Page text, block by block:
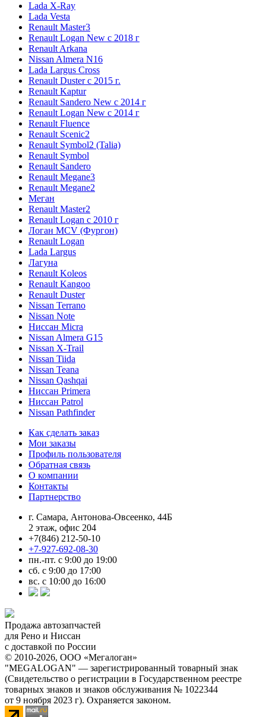
Lada X-Ray
Lada Vesta
Renault Master3
Renault Logan New с 2018 г
Renault Arkana
Nissan Almera N16
Lada Largus Cross
Renault Duster с 2015 г.
Renault Kaptur
Renault Sandero New с 2014 г
Renault Logan New с 2014 г
Renault Fluence
Renault Scenic2
Renault Symbol2 (Talia)
Renault Symbol
Renault Sandero
Renault Megane3
Renault Megane2
Меган
Renault Master2
Renault Logan c 2010 г
Логан МСV (Фургон)
Renault Logan
Lada Largus
Лагуна
Renault Koleos
Renault Kangoo
Renault Duster
Nissan Terrano
Nissan Note
Ниссан Micra
Nissan Almera G15
Nissan X-Trail
Nissan Tiida
Nissan Teana
Nissan Qashqai
Ниссан Primera
Ниссан Patrol
Nissan Pathfinder
Как сделать заказ
Мои заказы
Профиль пользователя
Обратная связь
О компании
Контакты
Партнерство
г. Самара, Антонова-Овсеенко, 44Б
2 этаж, офис 204
+7(846) 212-50-10
+7-927-692-08-30
пн.-пт. с 9:00 до 19:00
сб. с 9:00 до 17:00
вс. с 10:00 до 16:00
Продажа автозапчастей
для Рено и Ниссан
с доставкой по России
© 2010-2026, ООО «Мегалоган»
"MEGALOGAN" — зарегистрированный товарный знак
(Свидетельство о регистрации в Государственном реестре
товарных знаков и знаков обслуживания № 1022344
от 9 ноября 2023 г). Охраняется законом.